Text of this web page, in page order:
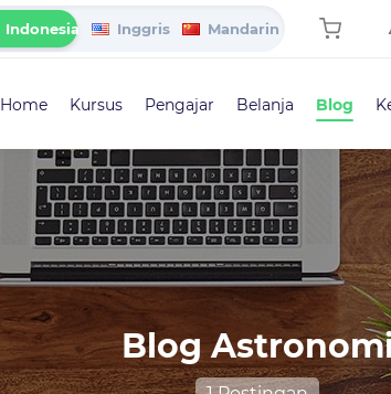
Indonesia Inggris Mandarin
Home Kursus Pengajar Belanja Blog
Blog